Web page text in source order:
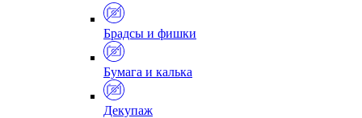
Брадсы и фишки
Бумага и калька
Декупаж